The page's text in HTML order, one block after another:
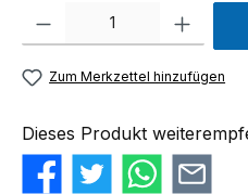
Produkt Anzahl: Gib den
Zum Merkzettel hinzufügen
Dieses Produkt